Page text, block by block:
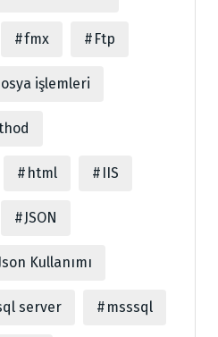
fmx Ftp
işlemleri
html IIS
JSON
Kullanımı
server msssql